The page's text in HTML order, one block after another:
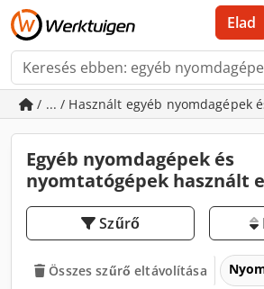
Elad
/ ... / Használt egyéb nyomdagépek
Egyéb nyomdagépek és
nyomtatógépek használt
Szűrő
Összes szűrő eltávolítása